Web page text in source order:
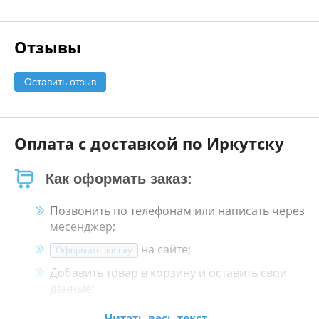
Отзывы
Оставить отзыв
Оплата с доставкой по Иркутску
Как оформать заказ:
Позвонить по телефонам или написать через
месенджер;
Оформить заявку
на сайте;
Добавить товар в корзину и оставить свои
данные;
Менеджер свяжется с Вами в течение 30